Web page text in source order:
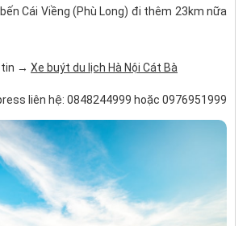
Cái Viềng (Phù Long) đi thêm 23km nữa
tin → Xe buýt du lịch Hà Nội Cát Bà
liên hệ: 0848244999 hoặc 0976951999